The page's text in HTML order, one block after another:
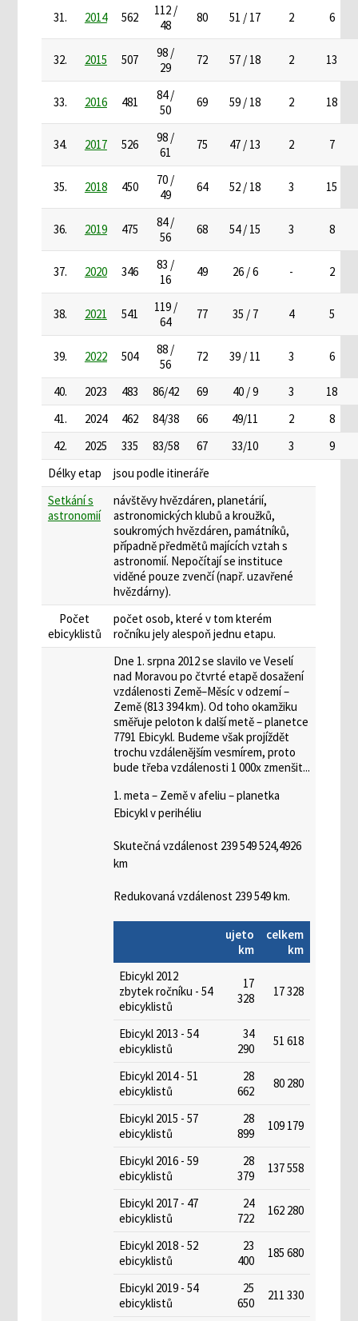
31. 2014 562
112 /
48
80 51 / 17 2 6
32. 2015 507
98 /
29
72 57 / 18 2 13
33. 2016 481
84 /
50
69 59 / 18 2 18
34. 2017 526
98 /
61
75 47 / 13 2 7
35. 2018 450
70 /
49
64 52 / 18 3 15
36. 2019 475
84 /
56
68 54 / 15 3 8
37. 2020 346
83 /
16
49 26 / 6 - 2
38. 2021 541
119 /
64
77 35 / 7 4 5
39. 2022 504
88 /
56
72 39 / 11 3 6
40. 2023 483 86/42 69 40 / 9 3 18
41.
2024 462 84/38 66 49/11 2 8
42.
2025 335 83/58 67 33/10 3 9
Délky etap
jsou podle itineráře
Setkání s
astronomií
návštěvy hvězdáren, planetárií,
astronomických klubů a kroužků,
soukromých hvězdáren, památníků,
případně předmětů majících vztah s
astronomií. Nepočítají se instituce
viděné pouze zvenčí (např. uzavřené
hvězdárny).
Počet
ebicyklistů
počet osob, které v tom kterém
ročníku jely alespoň jednu etapu.
Dne 1. srpna 2012 se slavilo ve Veselí
nad Moravou po čtvrté etapě dosažení
vzdálenosti Země–Měsíc v odzemí –
Země (813 394 km). Od toho okamžiku
směřuje peloton k další metě – planetce
7791 Ebicykl. Budeme však projíždět
trochu vzdálenějším vesmírem, proto
bude třeba vzdálenosti 1 000x zmenšit...
1. meta – Země v afeliu – planetka
Ebicykl v perihéliu
Skutečná vzdálenost 239 549 524,4926
km
Redukovaná vzdálenost 239 549 km.
ujeto
km
celkem
km
Ebicykl 2012
zbytek ročníku - 54
ebicyklistů
17
328
17 328
Ebicykl 2013 - 54
ebicyklistů
34
290
51 618
Ebicykl 2014 - 51
ebicyklistů
28
662
80 280
Ebicykl 2015 - 57
ebicyklistů
28
899
109 179
Ebicykl 2016 - 59
ebicyklistů
28
379
137 558
Ebicykl 2017 - 47
ebicyklistů
24
722
162 280
Ebicykl 2018 - 52
ebicyklistů
23
400
185 680
Ebicykl 2019 - 54
ebicyklistů
25
650
211 330